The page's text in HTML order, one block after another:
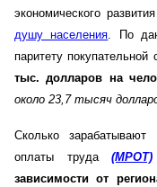
экономического
душу населения. По
паритету
тыс. долларов на
около 23,7 тысяч
Сколько
оплаты труда(МРОТ)
зависимости от